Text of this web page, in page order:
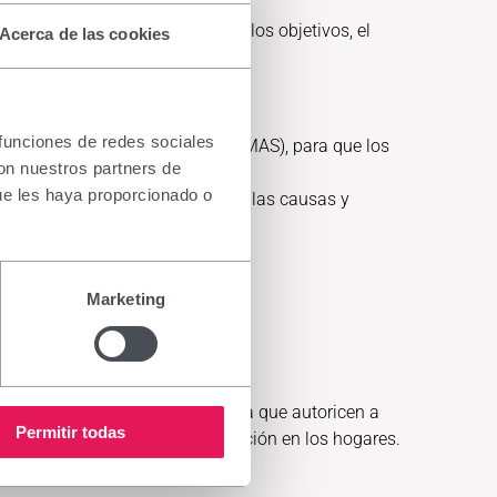
Acerca de las cookies
de redes sociales
nuestros partners de
les haya proporcionado o
Marketing
Permitir todas
pueblos de Nikki. Para lograr los objetivos, el
moderada (MAM) o severa (MAS), para que los
salud y, en particular sobre las causas y
cocina.
Enfermería de Cantabria.
pueblo y a los padres para que autoricen a
el estado de salud y alimentación en los hogares.